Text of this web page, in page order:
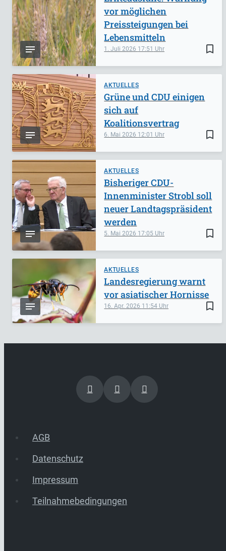
bookmark_border
1. Juli 2026 17:51
vor möglichen
Preissteigungen bei
Lebensmitteln
AKTUELLES
bookmark_border
6. Mai 2026 12:01
Grüne und CDU einigen
sich auf
Koalitionsvertrag
AKTUELLES
bookmark_border
5. Mai 2026 17:05
Bisheriger CDU-
Innenminister Strobl soll
neuer Landtagspräsident
werden
AKTUELLES
bookmark_border
16. Apr. 2026 11:54
Landesregierung warnt
vor asiatischer Hornisse
AGB
Datenschutz
Impressum
Teilnahmebedingungen